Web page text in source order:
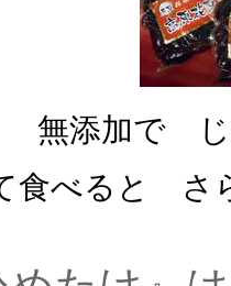
無添加で じ
食べると さ